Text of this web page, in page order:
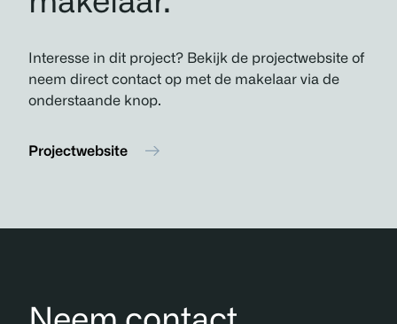
Interesse in dit project? Bekijk de projectwebsite of
neem direct contact op met de makelaar via de
onderstaande knop.
Projectwebsite